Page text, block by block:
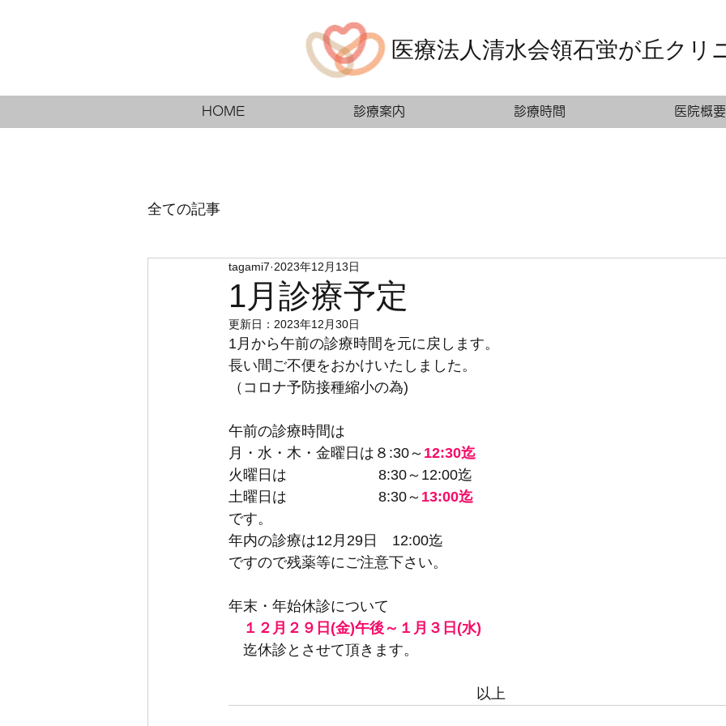
医療法人清水会領石蛍が丘クリ
HOME 診療案内 診療時間 医院概要
全ての記事
1月診療予定
tagami7 2023年12月13日
更新日： 2023年12月30日
1月から午前の診療時間を元に戻します。
長い間ご不便をおかけいたしました。
（コロナ予防接種縮小の為)
午前の診療時間は
月・水・木・金曜日は８:30～ 12:30迄
火曜日は　　 　　　　8:30～ 12:00迄
土曜日は　　　　　　 8:30～ 13:00迄
です。
年内の診療は12月29日　12:00迄
ですので残薬等にご注意下さい。
年末・年始休診について
１２月２９日(金)午後～１月３日(水)
迄休診とさせて頂きます。
以上